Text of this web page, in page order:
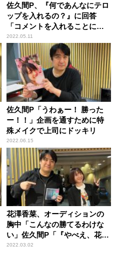
佐久間P、『何であんなにテロ
ップを入れるの？』に回答
「コメントを入れることによ
って……」
2022.05.11
佐久間P「うわぁー！ 勝った
ー！！」企画を通すために特
殊メイクで上司にドッキリ
2022.06.15
花澤香菜、オーディションの
胸中「こんなの勝てるわけな
い」佐久間P「『やべえ、花澤
香菜と一緒だよ』ってみんな
2022.03.02